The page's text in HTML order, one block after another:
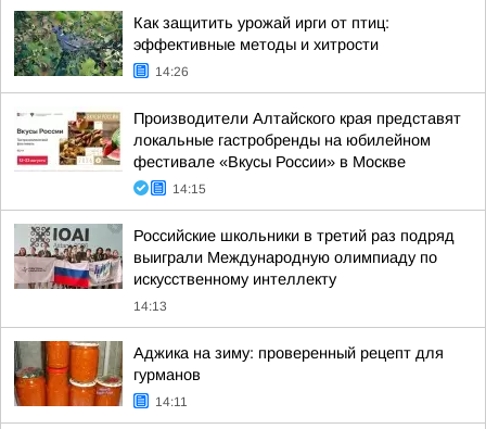
Как защитить урожай ирги от птиц:
эффективные методы и хитрости
14:26
Производители Алтайского края представят
локальные гастробренды на юбилейном
фестивале «Вкусы России» в Москве
14:15
Российские школьники в третий раз подряд
выиграли Международную олимпиаду по
искусственному интеллекту
14:13
Аджика на зиму: проверенный рецепт для
гурманов
14:11